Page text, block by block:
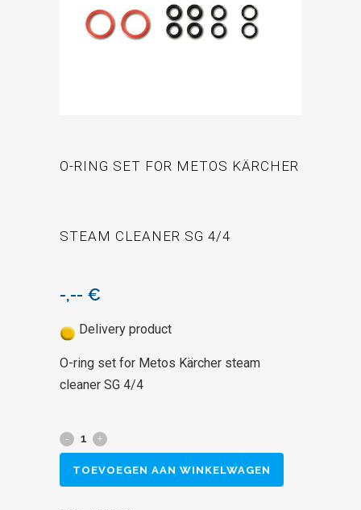
O-RING SET FOR METOS KÄRCHER
STEAM CLEANER SG 4/4
-,-- €
Delivery product
O-ring set for Metos Kärcher steam
cleaner SG 4/4
O-
ringTOEVOEGEN AAN WINKELWAGEN